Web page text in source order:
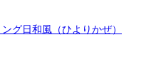
グ日和風（ひよりかぜ）